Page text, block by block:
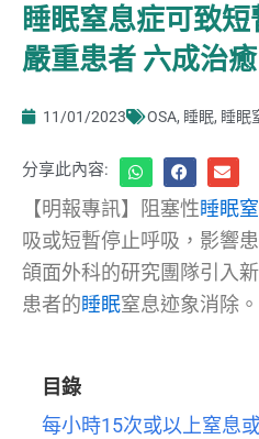
睡眠窒息症可致
嚴重患者 六成治癒
11/01/2023 OSA, 睡眠, 睡眠
分享此內容:
【明報專訊】阻塞性睡眠
吸或短暫停止呼吸，影響
頜面外科的研究團隊引入
患者的睡眠窒息迹象消除。
目錄
每小時15次或以上窒息